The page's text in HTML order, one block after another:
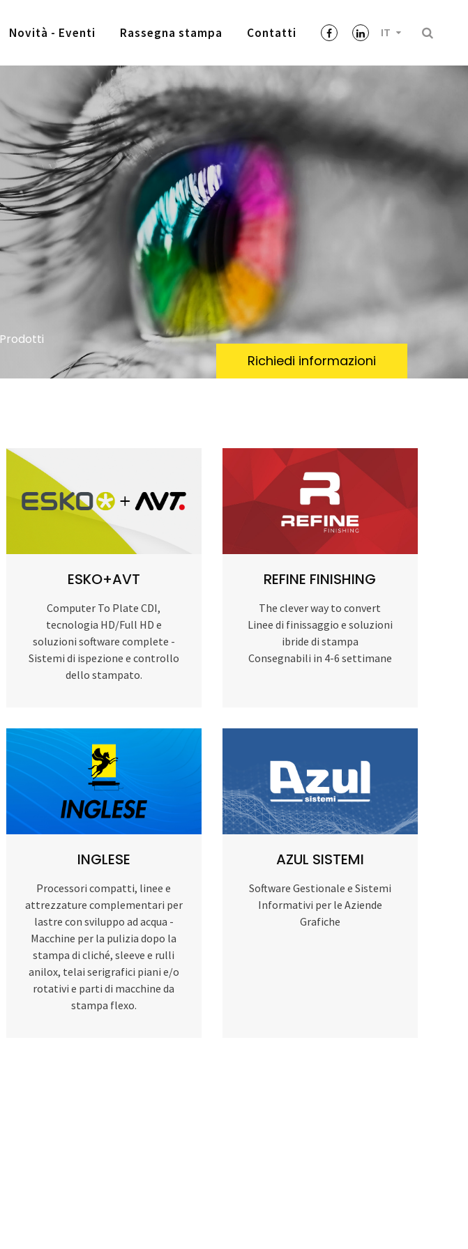
IT
Novità - Eventi Rassegna stampa Contatti
Prodotti
Richiedi informazioni
ESKO+AVT
Computer To Plate CDI,
tecnologia HD/Full HD e
soluzioni software complete -
Sistemi di ispezione e controllo
dello stampato.
REFINE FINISHING
The clever way to convert
Linee di finissaggio e soluzioni
ibride di stampa
Consegnabili in 4-6 settimane
INGLESE
Processori compatti, linee e
attrezzature complementari per
lastre con sviluppo ad acqua -
Macchine per la pulizia dopo la
stampa di cliché, sleeve e rulli
anilox, telai serigrafici piani e/o
rotativi e parti di macchine da
stampa flexo.
AZUL SISTEMI
Software Gestionale e Sistemi
Informativi per le Aziende
Grafiche